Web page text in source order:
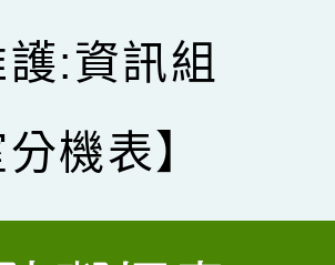
:資訊組
分機表】